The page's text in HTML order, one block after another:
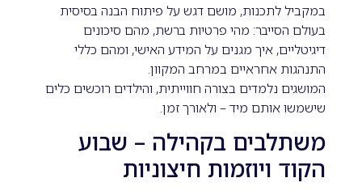
במקביל לתכנות, מושם דגש על פיתוח הבנה בסיסית
בעולם הסייבר: מהי פרטיות ברשת, מהם סיכונים
דיגיטליים, איך מגנים על המידע האישי, ומהם כללי
התנהגות אחראיים במרחב המקוון.
המושגים נלמדים בצורה חווייתית, והילדים רוכשים כלים
שישמשו אותם מיד – ולאורך זמן.
משתלבים בקהילה – שבוע
הקוד ויוזמות חיצוניות